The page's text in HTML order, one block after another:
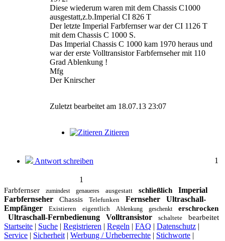
Diese wiederum waren mit dem Chassis C1000
ausgestatt,z.b.Imperial CI 826 T
Der letzte Imperial Farbfernser war der CI 1126 T
mit dem Chassis C 1000 S.
Das Imperial Chassis C 1000 kam 1970 heraus und
war der erste Volltransistor Farbfernseher mit 110
Grad Ablenkung !
Mfg
Der Knirscher
Zuletzt bearbeitet am 18.07.13 23:07
Zitieren
Antwort schreiben 1
1
Farbfernser zumindest genaueres ausgestatt schließlich
Imperial
Farbfernseher
Chassis Telefunken Fernseher
Ultraschall-
Empfänger
Existieren eigentlich Ablenkung geschenkt erschrocken
Ultraschall-Fernbedienung Volltransistor schaltete bearbeitet
Startseite | Suche | Registrieren | Regeln | FAQ | Datenschutz |
Service | Sicherheit | Werbung / Urheberrechte | Stichworte |